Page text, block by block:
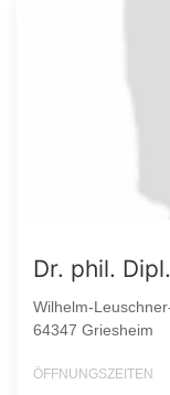
Dr. phil.
Wilhelm-
64347 Griesheim
ÖFFNUNGSZEITEN